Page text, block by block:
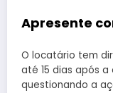
Apresente
O locatário tem
até 15 dias após
questionando a